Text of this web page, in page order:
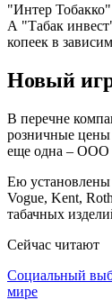
"Интер Тобакко"
А "Табак
копеек в
Новый
В перечне
розничные цены
еще одна –
Ею установлены
Vogue, Kent,
табачных
Сейчас читают
Социальный
мире